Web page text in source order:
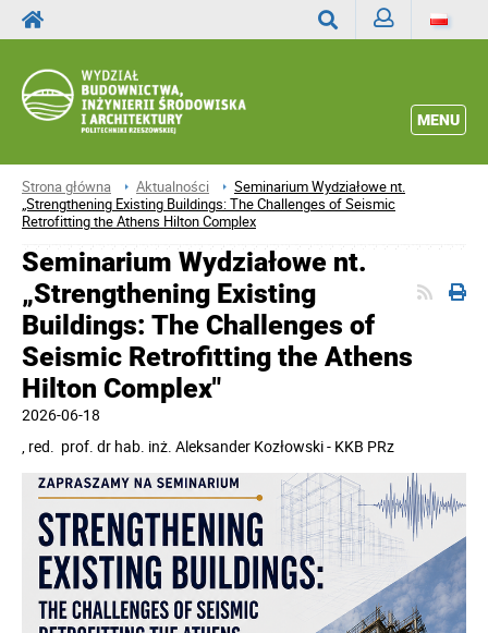
MENU
Strona główna Aktualności
Seminarium Wydziałowe nt.
„Strengthening Existing Buildings: The Challenges of Seismic
Retrofitting the Athens Hilton Complex
Seminarium Wydziałowe nt.
„Strengthening Existing
Buildings: The Challenges of
Seismic Retrofitting the Athens
Hilton Complex"
2026-06-18
, red. prof. dr hab. inż. Aleksander Kozłowski - KKB PRz